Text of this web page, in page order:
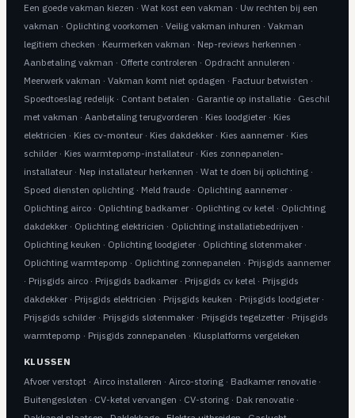
Een goede vakman kiezen · Wat kost een vakman · Uw rechten bij een
vakman · Oplichting voorkomen · Veilig vakman inhuren · Vakman
legitiem checken · Keurmerken vakman · Nep-reviews herkennen ·
Aanbetaling vakman · Offerte controleren · Opdracht annuleren ·
Meerwerk vakman · Vakman komt niet opdagen · Factuur betwisten ·
Spoedtoeslag redelijk· Contant betalen · Garantie op installatie· Geschil
met vakman · Aanbetaling terugvorderen · Kies loodgieter· Kies
elektricien · Kies cv-monteur· Kies dakdekker· Kies aannemer· Kies
schilder· Kies warmtepomp-installateur· Kies zonnepanelen-
installateur· Nep installateur herkennen · Wat te doen bij oplichting·
Spoed diensten oplichting· Meld fraude· Oplichting aannemer·
Oplichting airco· Oplichting badkamer· Oplichting cv ketel · Oplichting
dakdekker· Oplichting elektricien · Oplichting installatiebedrijven ·
Oplichting keuken · Oplichting loodgieter· Oplichting slotenmaker·
Oplichting warmtepomp · Oplichting zonnepanelen · Prijsgids aannemer
· Prijsgids airco· Prijsgids badkamer· Prijsgids cv ketel · Prijsgids
dakdekker· Prijsgids elektricien · Prijsgids keuken · Prijsgids loodgieter·
Prijsgids schilder· Prijsgids slotenmaker· Prijsgids tegelzetter· Prijsgids
warmtepomp · Prijsgids zonnepanelen · Klusplatforms vergeleken
KLUSSEN
Afvoer verstopt· Airco installeren · Airco-storing· Badkamer renovatie·
Buitengesloten · CV-ketel vervangen · CV-storing· Dak renovatie·